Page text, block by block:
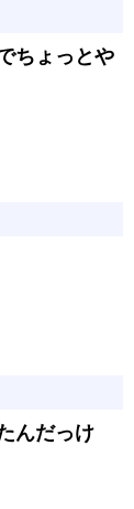
ちょっとや
んだっけ